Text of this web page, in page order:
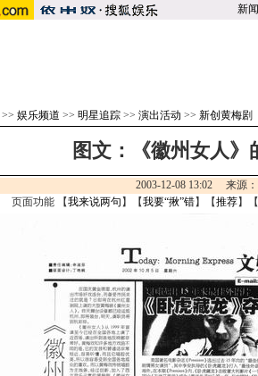
新闻
>> 娱乐频道 >> 明星追踪 >> 演出活动 >> 新创黄梅剧
图文：《徽州女人》
2003-12-08 13:02 来源
页面功能 【我来说两句 】【我要“揪”错】【推荐】